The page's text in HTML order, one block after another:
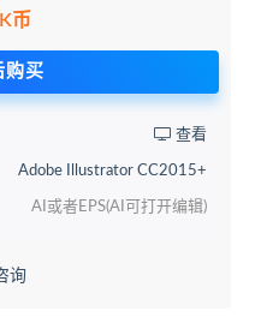
K币
购买
查看
Adobe Illustrator CC2015+
AI或者EPS(AI可打开编辑)
询